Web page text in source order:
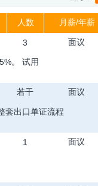
人数 月薪/年薪
3 面议
。 试用
若干 面议
套出口单证流程
1 面议